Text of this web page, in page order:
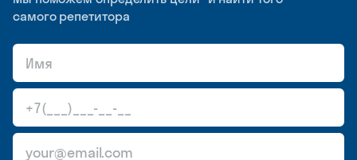
самого репетитора